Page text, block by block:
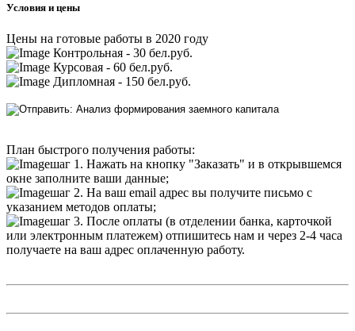
Условия и цены
Цены на готовые работы в 2020 году
Контрольная - 30 бел.руб.
Курсовая - 60 бел.руб.
Дипломная - 150 бел.руб.
План быстрого получения работы:
шаг 1. Нажать на кнопку "Заказать" и в открывшемся
окне заполните ваши данные;
шаг 2. На ваш email адрес вы получите письмо с
указанием методов оплаты;
шаг 3. После оплаты (в отделении банка, карточкой
или электронным платежем) отпишитесь нам и через 2-4 часа
получаете на ваш адрес оплаченную работу.